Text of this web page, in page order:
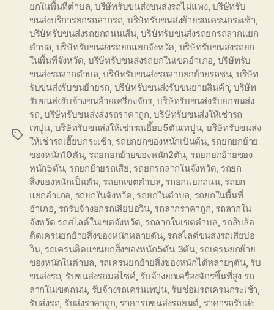
Tags
ยกในพื้นที่ตำบล, บริษัทรับขนส่งขนส่งรถไม่แพง,บริษัทรับ
ขนส่งบริการยกรถลากรถ, บริษัทรับขนส่งย้ายรถเครนกระเช้า,
บริษัทรับขนส่งรถยกถนนเส้น,บริษัทรับขนส่งรถยกรถลากแยก
ตำบล, บริษัทรับขนส่งรถยกแยกจังหวัด, บริษัทรับขนส่งรถยก
ในพื้นที่จังหวัด, บริษัทรับขนส่งรถยกในเขตอำเภอ, บริษัทรับ
ขนส่งรถลากตำบล,บริษัทรับขนส่งรถลากยกย้ายรถชน, บริษัท
รับขนส่งรับขนย้ายรถ, บริษัทรับขนส่งรับขนยายสินค้า, บริษัท
รับขนส่งรับจ้างขนย้ายเครื่องจักร,บริษัทรับขนส่งรับยกขนส่ง
รถ, บริษัทรับขนส่งส่งรถราคาถูก,บริษัทรับขนส่งให้เช่ารถ
เทปูน, บริษัทรับขนส่งให้เช่ารถเฮี๊ยบ5ตันเทปูน, บริษัทรับขนส่ง
ให้เช่ารถเฮี๊ยบกระเช้า, รถยกยกของหนักเป้นต้น, รถยกยกย้าย
ของหนัก10ตัน, รถยกยกย้ายของหนัก2ตัน, รถยกยกย้ายของ
หนัก5ตัน, รถยกย้ายรถเสีย, รถยกรถลากในจังหวัด, รถยก
สิ่งของหนักเป็นตัน, รถยกเขตตำบล, รถยกแยกถนน, รถยก
แยกอำเภอ, รถยกในจังหวัด, รถยกในตำบล, รถยกในพื้นที่
อำเภอ, รถรับจ้างยกรถเสียบ่อวิน, รถลากราคาถูก, รถลากใน
จังหวัด รถสไลด์ในเขตจังหวัด, รถลากในเขตตำบล, รถสิบล้อ
ติดเครนยกย้ายสิ่งของหนักหลายตัน, รถสไลด์ขนส่งรถเสียบ่อ
วิน, รถเครนติดแขนยกสิ่งของหนัก5ตัน 3ตัน, รถเครนยกย้าย
ของหนักในตำบล, รถเครนยกย้ายสิ่งของหนักได้หลายๆตัน, รับ
ขนส่งรถ, รับขนส่งรถมอไซค์, รับจ้างยกเครื่องจักรขึ้นที่สูง รถ
ลากในเขตถนน, รับจ้างรถเครนเทปูน, รับช่อมรถเครนกระเช้า,
รับส่งรถ, รับส่งราคาถูก, ราคารถขนส่งรถยนต์, ราคารถรับส่ง